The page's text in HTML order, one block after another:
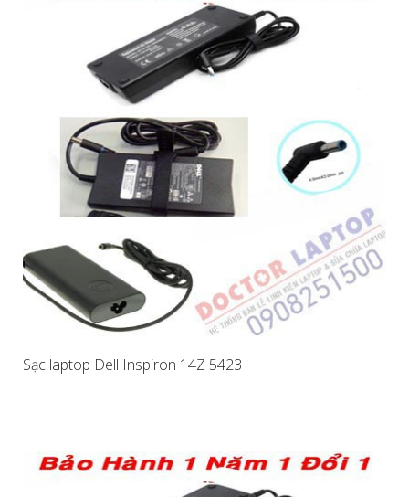
Sạc laptop Dell Inspiron 14Z 5423